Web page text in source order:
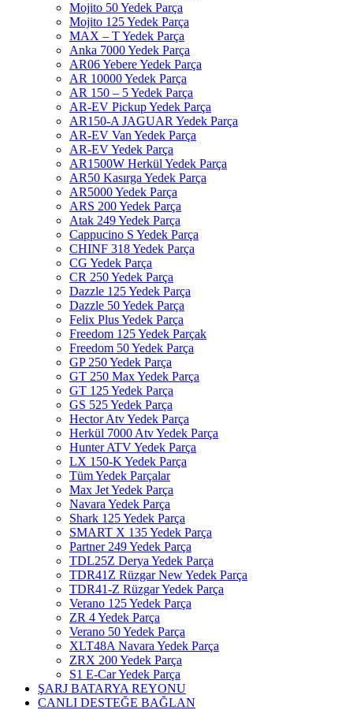
Mojito 50 Yedek Parça
Mojito 125 Yedek Parça
MAX – T Yedek Parça
Anka 7000 Yedek Parça
AR06 Yebere Yedek Parça
AR 10000 Yedek Parça
AR 150 – 5 Yedek Parça
AR-EV Pickup Yedek Parça
AR150-A JAGUAR Yedek Parça
AR-EV Van Yedek Parça
AR-EV Yedek Parça
AR1500W Herkül Yedek Parça
AR50 Kasırga Yedek Parça
AR5000 Yedek Parça
ARS 200 Yedek Parça
Atak 249 Yedek Parça
Cappucino S Yedek Parça
CHINF 318 Yedek Parça
CG Yedek Parça
CR 250 Yedek Parça
Dazzle 125 Yedek Parça
Dazzle 50 Yedek Parça
Felix Plus Yedek Parça
Freedom 125 Yedek Parçak
Freedom 50 Yedek Parça
GP 250 Yedek Parça
GT 250 Max Yedek Parça
GT 125 Yedek Parça
GS 525 Yedek Parça
Hector Atv Yedek Parça
Herkül 7000 Atv Yedek Parça
Hunter ATV Yedek Parça
LX 150-K Yedek Parça
Tüm Yedek Parçalar
Max Jet Yedek Parça
Navara Yedek Parça
Shark 125 Yedek Parça
SMART X 135 Yedek Parça
Partner 249 Yedek Parça
TDL25Z Derya Yedek Parça
TDR41Z Rüzgar New Yedek Parça
TDR41-Z Rüzgar Yedek Parça
Verano 125 Yedek Parça
ZR 4 Yedek Parça
Verano 50 Yedek Parça
XLT48A Navara Yedek Parça
ZRX 200 Yedek Parça
S1 E-Car Yedek Parça
ŞARJ BATARYA REYONU
CANLI DESTEĞE BAĞLAN